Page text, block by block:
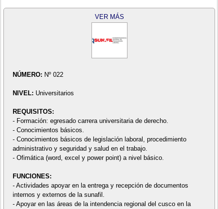
VER MÁS
NÚMERO: Nº 022
NIVEL: Universitarios
REQUISITOS:
- Formación: egresado carrera universitaria de derecho.
- Conocimientos básicos.
- Conocimientos básicos de legislación laboral, procedimiento
administrativo y seguridad y salud en el trabajo.
- Ofimática (word, excel y power point) a nivel básico.
FUNCIONES:
- Actividades apoyar en la entrega y recepción de documentos
internos y externos de la sunafil.
- Apoyar en las áreas de la intendencia regional del cusco en la